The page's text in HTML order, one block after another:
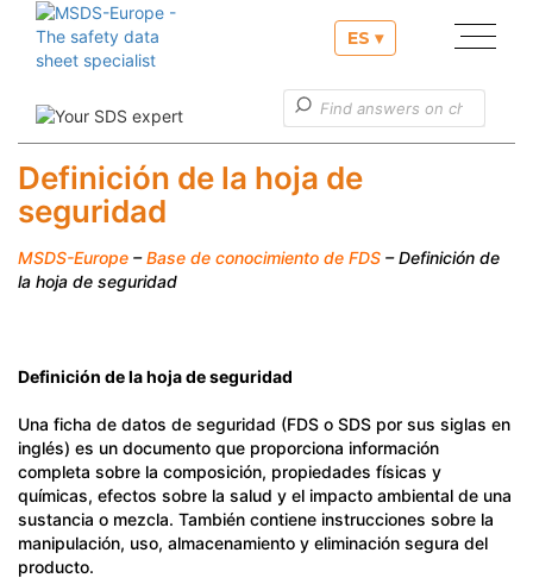
ES ▾
Nuestros servicios
Informaciones útiles
Servicio al cliente
Definición de la hoja de
seguridad
MSDS-Europe –Base de conocimiento de FDS – Definición de
la hoja de seguridad
Definición de la hoja de seguridad
Una ficha de datos de seguridad (FDS o SDS por sus siglas en
inglés) es un documento que proporciona información
completa sobre la composición, propiedades físicas y
químicas, efectos sobre la salud y el impacto ambiental de una
sustancia o mezcla. También contiene instrucciones sobre la
manipulación, uso, almacenamiento y eliminación segura del
producto.